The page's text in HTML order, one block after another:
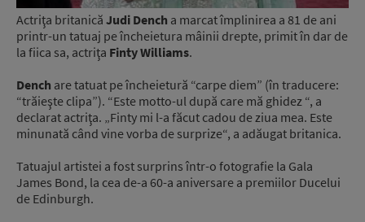
Actriţa britanică Judi Dench a marcat împlinirea a 81 de ani
printr-un tatuaj pe încheietura mâinii drepte, primit în dar de
la fiica sa, actriţa Finty Williams.
Dench are tatuat pe încheietură “carpe diem” (în traducere:
“trăieşte clipa”). “Este motto-ul după care mă ghidez “, a
declarat actriţa. „Finty mi l-a făcut cadou de ziua mea. Este
minunată când vine vorba de surprize“, a adăugat britanica.
Tatuajul artistei a fost surprins într-o fotografie la Gala
James Bond, la cea de-a 60-a aniversare a premiilor Ducelui
de Edinburgh.